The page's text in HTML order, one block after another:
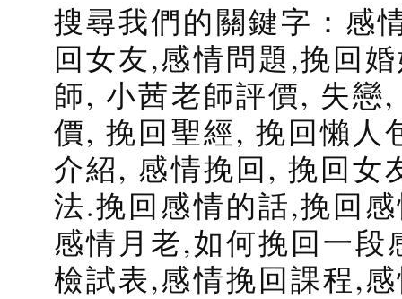
搜尋我們的關鍵字：感
回女友,感情問題,挽回
師, 小茜老師評價, 失戀
價, 挽回聖經, 挽回懶人
介紹, 感情挽回, 挽回女
法.挽回感情的話,挽回
感情月老,如何挽回一
檢試表,感情挽回課程,